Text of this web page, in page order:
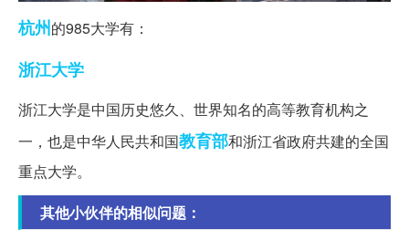
杭州的985大学有：
浙江大学
浙江大学是中国历史悠久、世界知名的高等教育机构之
一，也是中华人民共和国教育部和浙江省政府共建的全国
重点大学。
其他小伙伴的相似问题：